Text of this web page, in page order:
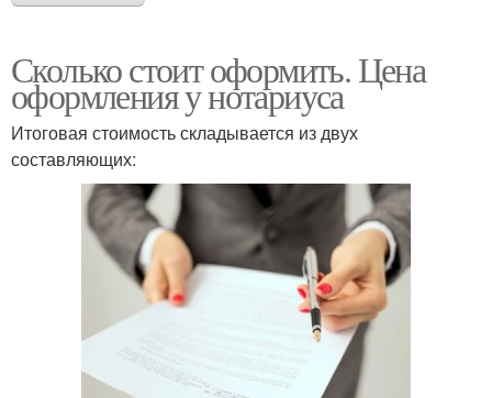
Сколько стоит оформить. Цена
оформления у нотариуса
Итоговая стоимость складывается из двух
составляющих: